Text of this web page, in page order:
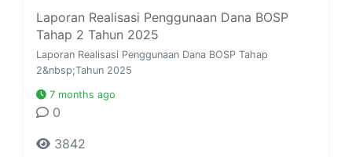
Laporan Realisasi Penggunaan Dana BOSP
Tahap 2 Tahun 2025
Laporan Realisasi Penggunaan Dana BOSP Tahap
2&nbsp;Tahun 2025
7 months ago
0
3842